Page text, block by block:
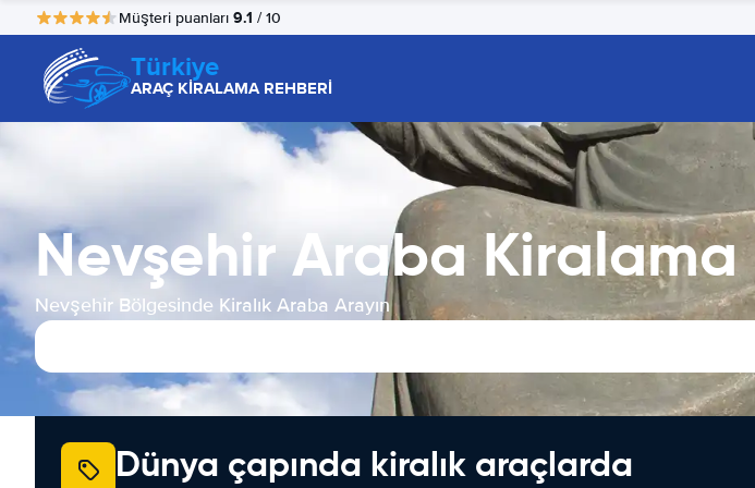
Müşteri puanları 9.1 / 10
Türkiye
ARAÇ KİRALAMA REHBERİ
Nevşehir Araba Kiralama
Nevşehir Bölgesinde Kiralık Araba Arayın
Dünya çapında kiralık araçlarda